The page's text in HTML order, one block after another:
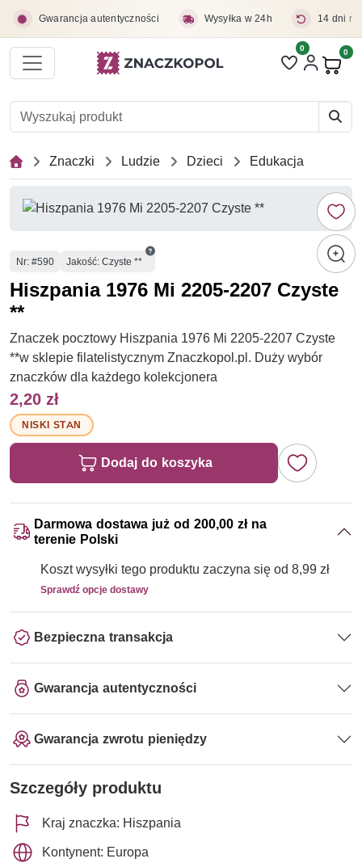
Gwarancja autentyczności Wysyłka w 24h 14 dni
Liczba pozycji
0 0
Znaczki Ludzie Dzieci Edukacja
Numer
Nr: #590 Jakość: Czyste **
Hiszpania 1976 Mi 2205-2207 Czyste
**
Znaczek pocztowy Hiszpania 1976 Mi 2205-2207 Czyste
**w sklepie filatelistycznym Znaczkopol.pl. Duży wybór
znaczków dla każdego kolekcjonera
2,20 zł
NISKI STAN
Dodaj do koszyka
Darmowa dostawa już od 200,00 zł na
terenie Polski
Koszt wysyłki tego produktu zaczyna się od 8,99 zł
Sprawdź opcje dostawy
Bezpieczna transakcja
Gwarancja autentyczności
Gwarancja zwrotu pieniędzy
Szczegóły produktu
Kraj znaczka: Hiszpania
Kontynent: Europa